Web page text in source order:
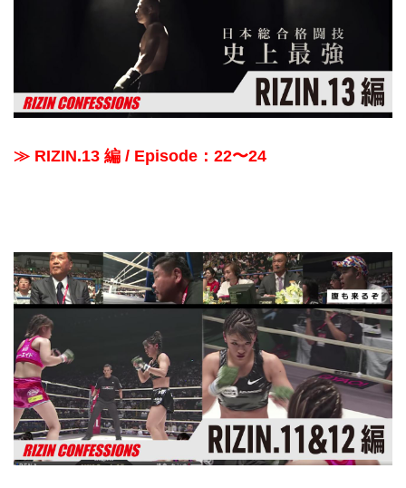
≫ RIZIN.13 編 / Episode：22〜24